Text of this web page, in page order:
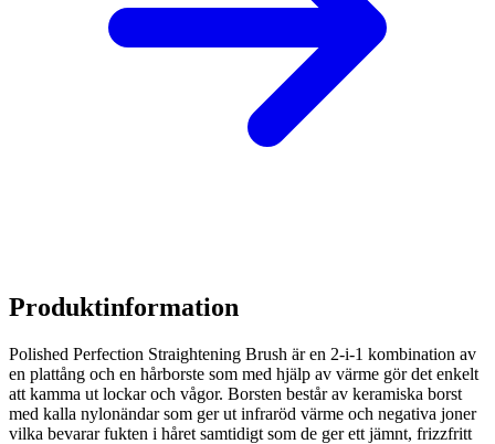
Produktinformation
Polished Perfection Straightening Brush är en 2-i-1 kombination av
en plattång och en hårborste som med hjälp av värme gör det enkelt
att kamma ut lockar och vågor. Borsten består av keramiska borst
med kalla nylonändar som ger ut infraröd värme och negativa joner
vilka bevarar fukten i håret samtidigt som de ger ett jämnt, frizzfritt